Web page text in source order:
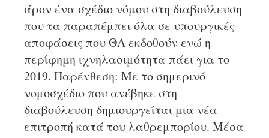
άρον ένα σχέδιο νόμου στη διαβούλευση
που τα παραπέμπει όλα σε υπουργικές
αποφάσεις που ΘΑ εκδοθούν ενώ η
περίφημη ιχνηλασιμότητα πάει για το
2019. Παρένθεση: Με το σημερινό
νομοσχέδιο που ανέβηκε στη
διαβούλευση δημιουργείται μια νέα
επιτροπή κατά του λαθρεμπορίου. Μέσα